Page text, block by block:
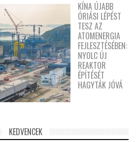
KÍNA ÚJABB
ÓRIÁSI LÉPÉST
TESZ AZ
ATOMENERGIA
FEJLESZTÉSÉBEN:
NYOLC ÚJ
REAKTOR
ÉPÍTÉSÉT
HAGYTÁK JÓVÁ
KEDVENCEK